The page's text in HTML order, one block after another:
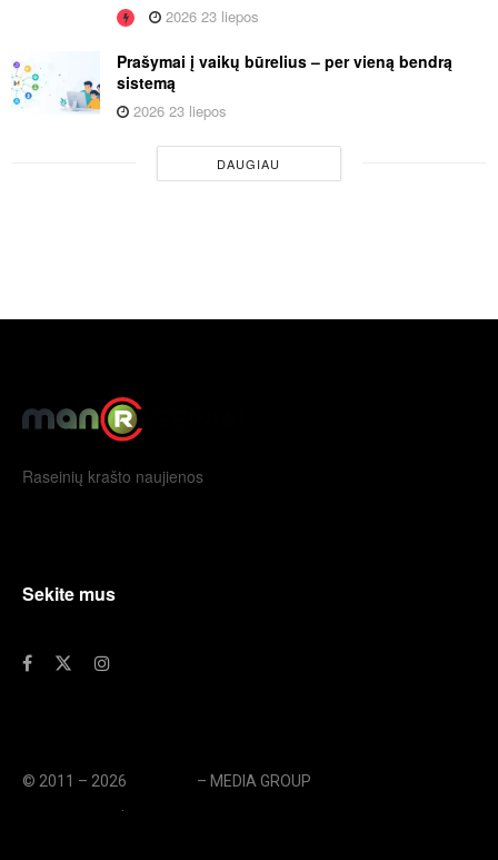
2026 23 liepos
Prašymai į vaikų būrelius – per vieną bendrą
sistemą
2026 23 liepos
DAUGIAU
Raseinių krašto naujienos
Sekite mus
© 2011 – 2026 – MEDIA GROUP